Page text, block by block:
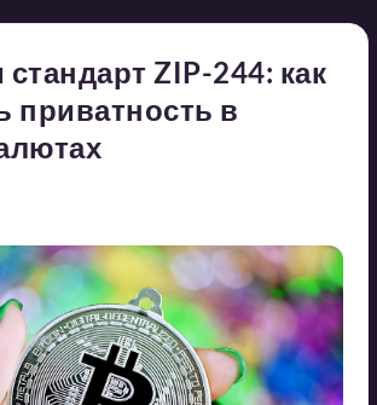
ZIP-244: как
приватность в